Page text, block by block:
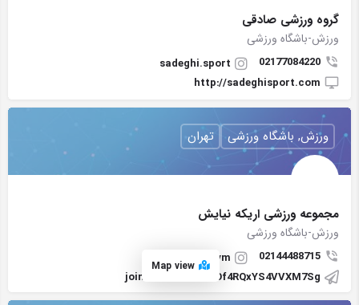
گروه ورزشی صادقی
ورزش-باشگاه ورزشی
02177084220
sadeghi.sport
http://sadeghisport.com
مجموعه ورزشی اریکه نیایش
ورزش-باشگاه ورزشی
02144488715
arike_gym
joinchat/AAAAAEOf4RQxYS4VVXM7Sg
ورزش, باشگاه ورزشی تهران
Map view